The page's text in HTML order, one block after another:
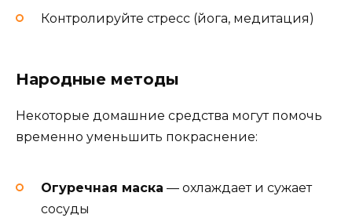
Контролируйте стресс (йога, медитация)
Народные методы
Некоторые домашние средства могут помочь
временно уменьшить покраснение:
Огуречная маска — охлаждает и сужает
сосуды